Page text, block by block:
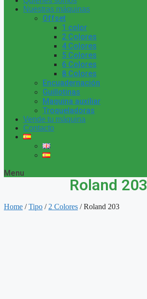
Nuestras máquinas
Offset
1 color
2 Colores
4 Colores
5 Colores
6 Colores
8 Colores
Encuadernación
Guillotinas
Maquina auxiliar
Troqueladoras
Vende tu máquina
Contacto
Menu
Roland 203
Home /Tipo / 2 Colores / Roland 203